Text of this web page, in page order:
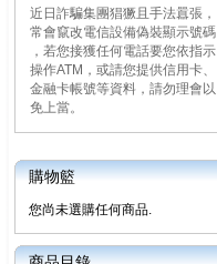
近日詐騙集團猖獗且手法囂張，
常會竄改電信設備偽裝顯示號碼
，若您接獲任何電話要您依指示
操作ATM，或請您提供信用卡、
金融卡帳號等資料，請勿理會以
免上當。
購物籃
您尚未選購任何商品.